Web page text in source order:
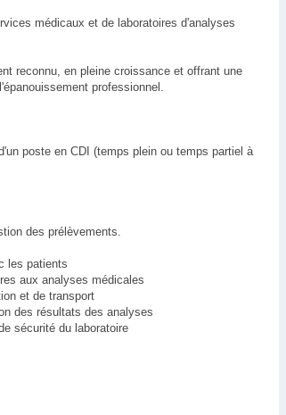
médicaux et de laboratoires d'analyses
reconnu, en pleine croissance et offrant une
professionnel.
poste en CDI (temps plein ou temps partiel à
des prélèvements.
les patients
aux analyses médicales
et de transport
des résultats des analyses
sécurité du laboratoire